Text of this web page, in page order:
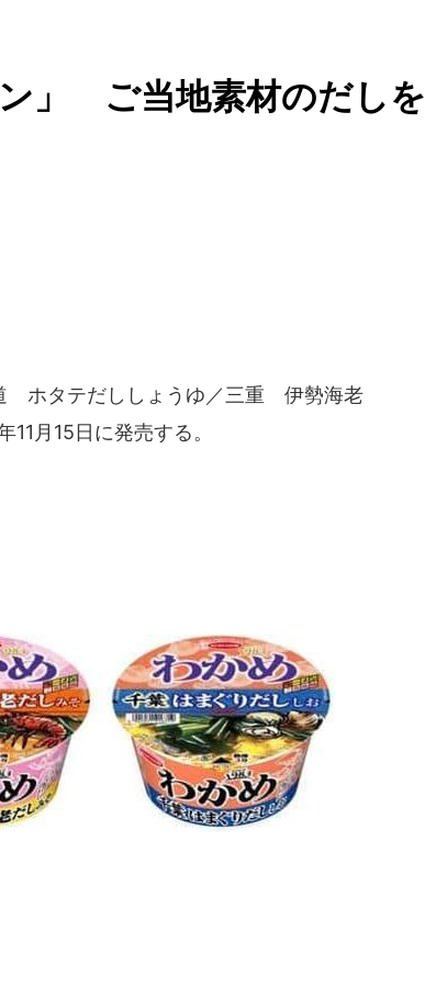
」 ご当地素材のだしを
ホタテだししょうゆ／三重 伊勢海老
月15日に発売する。